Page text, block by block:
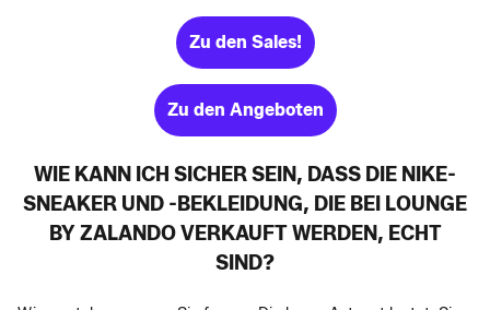
Zu den Sales!
Zu den Angeboten
WIE KANN ICH SICHER SEIN, DASS DIE NIKE-
SNEAKER UND -BEKLEIDUNG, DIE BEI LOUNGE
BY ZALANDO VERKAUFT WERDEN, ECHT
SIND?